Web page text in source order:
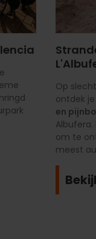
Op
ontdek je
en
om te
meest